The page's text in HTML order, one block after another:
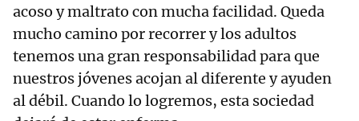
acoso y maltrato con mucha facilidad. Queda
mucho camino por recorrer y los adultos
tenemos una gran responsabilidad para que
nuestros jóvenes acojan al diferente y ayuden
al débil. Cuando lo logremos, esta sociedad